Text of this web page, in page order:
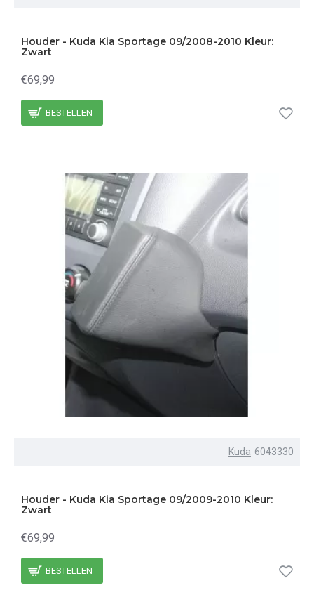
Houder - Kuda Kia Sportage 09/2008-2010 Kleur:
Zwart
€69,99
BESTELLEN
Kuda 6043330
Houder - Kuda Kia Sportage 09/2009-2010 Kleur:
Zwart
€69,99
BESTELLEN